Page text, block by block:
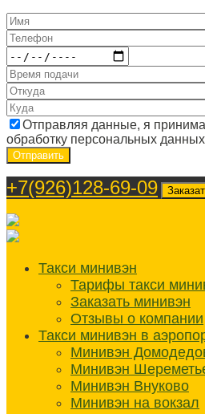
Отправляя данные, я
обработку персональных данных
+7(926)128-69-09
Такси минивэн
Тарифы такси
Заказать минивэн
Отзывы о компании
Такси минивэн в
Минивэн
Минивэн
Минивэн Внуково
Минивэн на вокзал